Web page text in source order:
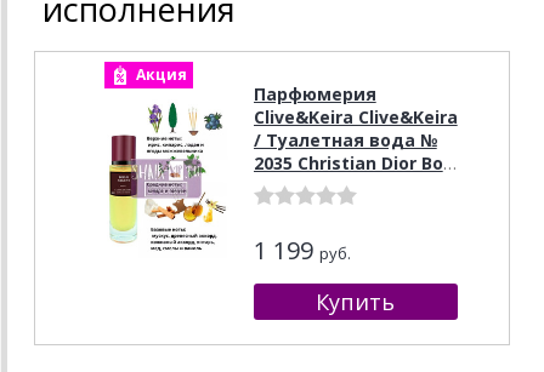
Акция
Парфюмерия
Clive&Keira Clive&Keira
/ Туалетная вода №
2035 Christian Dior Bois
D argent 30 ml
1 199 руб.